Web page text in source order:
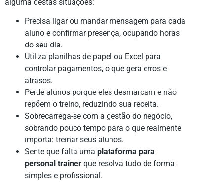
alguma destas situações:
Precisa ligar ou mandar mensagem para cada
aluno e confirmar presença, ocupando horas
do seu dia.
Utiliza planilhas de papel ou Excel para
controlar pagamentos, o que gera erros e
atrasos.
Perde alunos porque eles desmarcam e não
repõem o treino, reduzindo sua receita.
Sobrecarrega-se com a gestão do negócio,
sobrando pouco tempo para o que realmente
importa: treinar seus alunos.
Sente que falta uma plataforma para
personal trainer que resolva tudo de forma
simples e profissional.